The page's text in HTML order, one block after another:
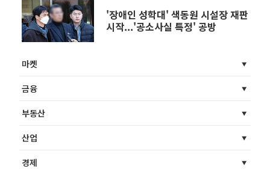
'장애인 성학대' 색동원 시설장 재판
시작...'공소사실 특정' 공방
마켓
금융
부동산
산업
경제